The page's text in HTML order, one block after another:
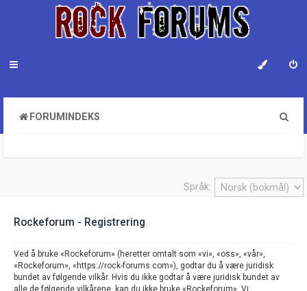
FORUMINDEKS
Språk:
Rockeforum - Registrering
Ved å bruke «Rockeforum» (heretter omtalt som «vi», «oss», «vår»,
«Rockeforum», «https://rock-forums.com»), godtar du å være juridisk
bundet av følgende vilkår. Hvis du ikke godtar å være juridisk bundet av
alle de følgende vilkårene, kan du ikke bruke «Rockeforum». Vi